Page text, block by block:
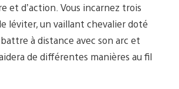
et d’action. Vous incarnez trois
léviter, un vaillant chevalier doté
à distance avec son arc et
de différentes manières au fil